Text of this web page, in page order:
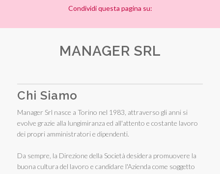
Condividi questa pagina su:
MANAGER SRL
Chi Siamo
Manager Srl nasce a Torino nel 1983, attraverso gli anni si
evolve grazie alla lungimiranza ed all'attento e costante lavoro
dei propri amministratori e dipendenti.
Da sempre, la Direzione della Società desidera promuovere la
buona cultura del lavoro e candidare l'Azienda come soggetto